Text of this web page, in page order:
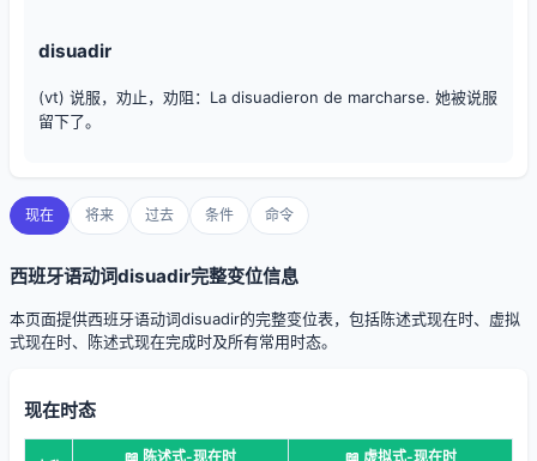
disuadir
(vt) 说服，劝止，劝阻：La disuadieron de marcharse. 她被说服
留下了。
现在 将来 过去 条件 命令
西班牙语动词disuadir完整变位信息
本页面提供西班牙语动词disuadir的完整变位表，包括陈述式现在时、虚拟
式现在时、陈述式现在完成时及所有常用时态。
现在时态
📖 陈述式-现在时 📖 虚拟式-现在时